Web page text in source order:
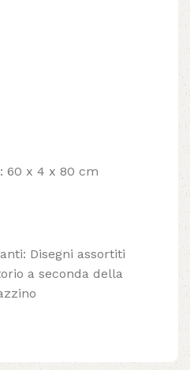
60 x 4 x 80 cm
Disegni assortiti
a seconda della